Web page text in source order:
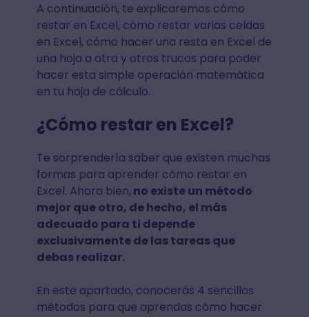
A continuación, te explicaremos cómo
restar en Excel, cómo restar varias celdas
en Excel, cómo hacer una resta en Excel de
una hoja a otra y otros trucos para poder
hacer esta simple operación matemática
en tu hoja de cálculo.
¿Cómo restar en Excel?
Te sorprendería saber que existen muchas
formas para aprender cómo restar en
Excel. Ahora bien, no existe un método
mejor que otro, de hecho, el más
adecuado para ti depende
exclusivamente de las tareas que
debas realizar.
En este apartado, conocerás 4 sencillos
métodos para que aprendas cómo hacer